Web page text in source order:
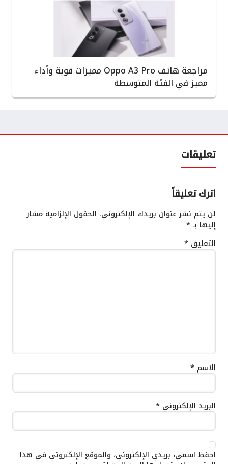
مراجعة هاتف Oppo A3 Pro مميزات قوية وأداء
مميز في الفئة المتوسطة
تعليقات
اترك تعليقاً
لن يتم نشر عنوان بريدك الإلكتروني. الحقول الإلزامية مشار
إليها بـ*
التعليق *
الاسم *
البريد الإلكتروني *
احفظ اسمي، بريدي الإلكتروني، والموقع الإلكتروني في هذا